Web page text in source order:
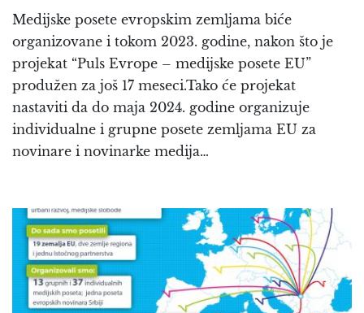
Medijske posete evropskim zemljama biće
organizovane i tokom 2023. godine, nakon što je
projekat “Puls Evrope – medijske posete EU”
produžen za još 17 meseci.Tako će projekat
nastaviti da do maja 2024. godine organizuje
individualne i grupne posete zemljama EU za
novinare i novinarke medija…